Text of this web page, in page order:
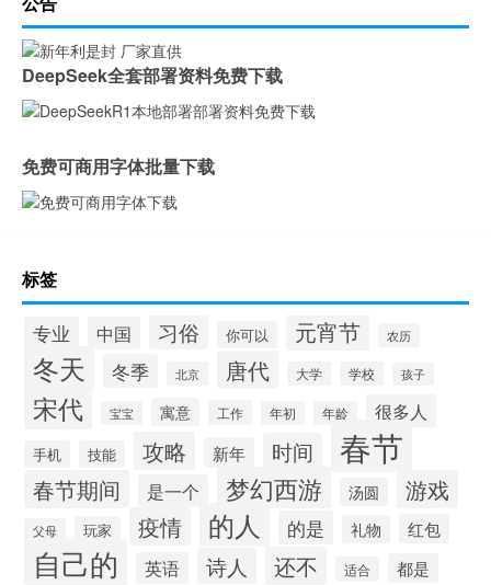
DeepSeek全套部署资料免费下载
免费可商用字体批量下载
标签
专业 中国 习俗 你可以 元宵节 农历
冬天 冬季 北京 唐代 大学 学校 孩子
宋代 宝宝 寓意 工作 年初 年龄 很多人
手机 技能 攻略 新年 时间 春节
春节期间 是一个 梦幻西游 汤圆 游戏
父母 玩家 疫情 的人 的是 礼物 红包
自己的 英语 诗人 还不 适合 都是